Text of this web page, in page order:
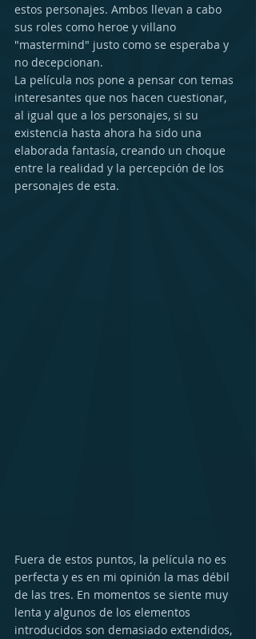
estos personajes. Ambos llevan a cabo
sus roles como heroe y villano
"mastermind" justo como se esperaba y
no decepcionan.
La película nos pone a pensar con temas
interesantes que nos hacen cuestionar,
al igual que a los personajes, si su
existencia hasta ahora ha sido una
elaborada fantasía, creando un choque
entre la realidad y la percepción de los
personajes de esta.
Fuera de estos puntos, la película no es
perfecta y es en mi opinión la mas débil
de las tres. En momentos se siente muy
lenta y algunos de los elementos
introducidos son demasiado extendidos,